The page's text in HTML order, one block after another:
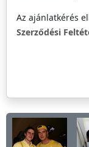
Az ajánlatkérés
Szerződési